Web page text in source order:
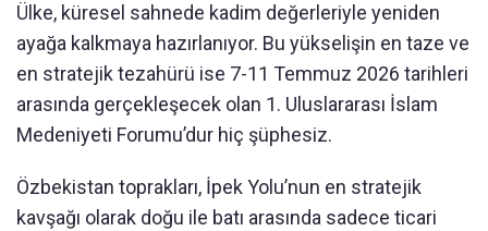
Ülke, küresel sahnede kadim değerleriyle yeniden
ayağa kalkmaya hazırlanıyor. Bu yükselişin en taze ve
en stratejik tezahürü ise 7-11 Temmuz 2026 tarihleri
arasında gerçekleşecek olan 1. Uluslararası İslam
Medeniyeti Forumu’dur hiç şüphesiz.
Özbekistan toprakları, İpek Yolu’nun en stratejik
kavşağı olarak doğu ile batı arasında sadece ticari